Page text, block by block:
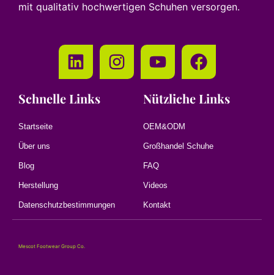
mit qualitativ hochwertigen Schuhen versorgen.
Schnelle Links
Startseite
Über uns
Blog
Herstellung
Datenschutzbestimmungen
Nützliche Links
OEM&ODM
Großhandel Schuhe
FAQ
Videos
Kontakt
Mescot Footwear Group Co.